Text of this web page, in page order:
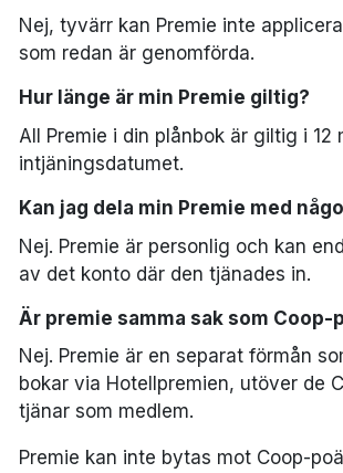
Nej, tyvärr kan Premie inte
som redan är genomförda.
Hur länge är min Premie giltig?
All Premie i din plånbok är giltig i 12
intjäningsdatumet.
Kan jag dela min Premie med
Nej. Premie är personlig och kan
av det konto där den tjänades in.
Är premie samma sak som Coop-
Nej. Premie är en separat förmån
bokar via Hotellpremien, utöver de
tjänar som medlem.
Premie kan inte bytas mot Coop-